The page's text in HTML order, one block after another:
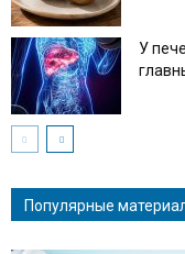
У
Популярные